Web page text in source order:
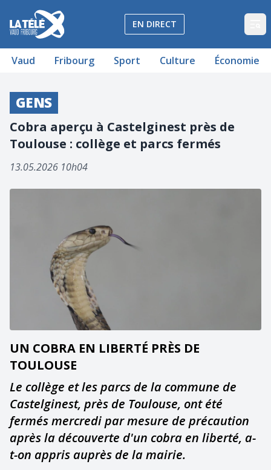
La Télé - Télévision régionale Vaud et Fribourg
EN DIRECT
Vaud Fribourg Sport Culture Économie
GENS
Cobra aperçu à Castelginest près de
Toulouse : collège et parcs fermés
13.05.2026 10h04
UN COBRA EN LIBERTÉ PRÈS DE
TOULOUSE
Le collège et les parcs de la commune de
Castelginest, près de Toulouse, ont été
fermés mercredi par mesure de précaution
après la découverte d'un cobra en liberté, a-
t-on appris auprès de la mairie.